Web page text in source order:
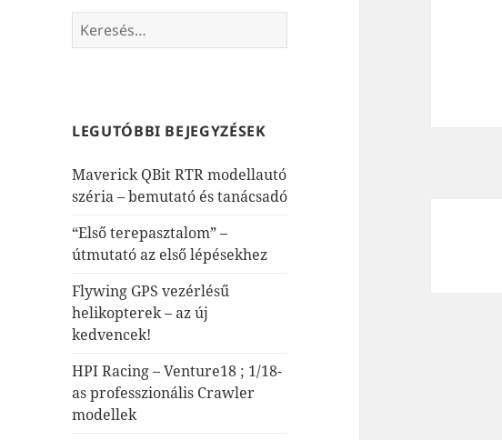
Keresés:
LEGUTÓBBI BEJEGYZÉSEK
Maverick QBit RTR modellautó
széria – bemutató és tanácsadó
“Első terepasztalom” –
útmutató az első lépésekhez
Flywing GPS vezérlésű
helikopterek – az új
kedvencek!
HPI Racing – Venture18 ; 1/18-
as professzionális Crawler
modellek